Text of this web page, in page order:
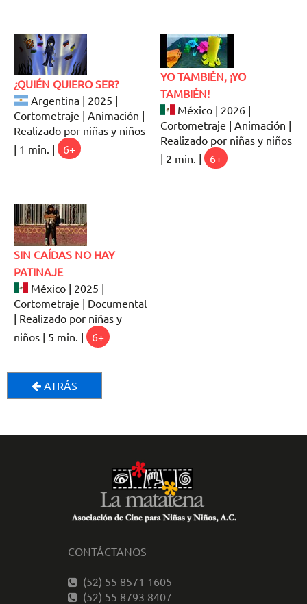
¿QUIÉN QUIERO SER?
Argentina | 2025 |
Cortometraje | Animación |
Realizado por niñas y niños
| 1 min. |
6+
YO TAMBIÉN, ¡YO
TAMBIÉN!
México | 2026 |
Cortometraje | Animación |
Realizado por niñas y niños
| 2 min. |
6+
SIN CAÍDAS NO HAY
PATINAJE
México | 2025 |
Cortometraje | Documental
| Realizado por niñas y
niños | 5 min. |
6+
ATRÁS
CONTÁCTANOS
(52) 55 8571 1605
(52) 55 8793 8407